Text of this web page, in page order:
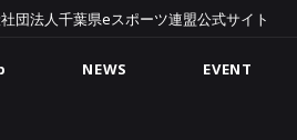
団法人千葉県eスポーツ連盟公式サイト
NEWS EVENT